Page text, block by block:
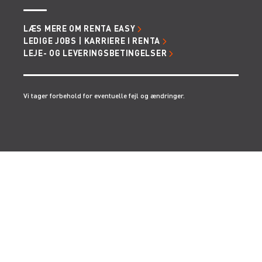
LÆS MERE OM RENTA EASY
LEDIGE JOBS | KARRIERE I RENTA
LEJE- OG LEVERINGSBETINGELSER
Vi tager forbehold for eventuelle fejl og ændringer.